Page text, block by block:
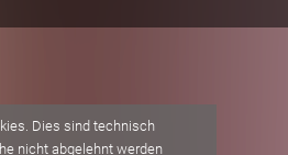
Dies sind technisch
nicht abgelehnt werden